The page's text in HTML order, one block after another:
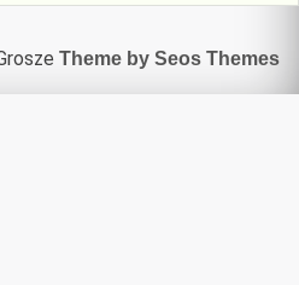
Theme by Seos Themes